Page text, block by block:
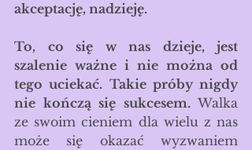
akceptację, nadzieję.
To, co się w nas dzieje, jest
szalenie ważne i nie można od
tego uciekać. Takie próby nigdy
nie kończą się sukcesem. Walka
ze swoim cieniem dla wielu z nas
może się okazać wyzwaniem